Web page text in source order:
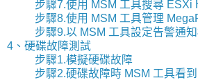
步驟7.使用 MSM 工具搜尋 ESXi
步驟8.使用 MSM 工具管理
步驟9.以 MSM 工具設定告警通知
4、硬碟故障測試
步驟1.模擬硬碟故障
步驟2.硬碟故障時 MSM 工具看